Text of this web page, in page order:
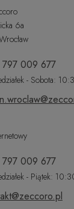
6a
009 677
- Sobota:
009 677
- Piątek: